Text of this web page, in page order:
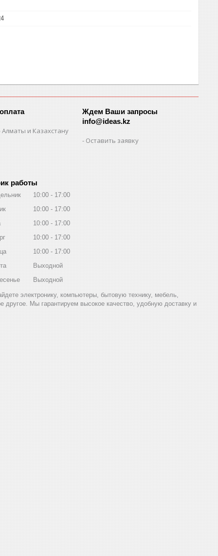
Алматы и Казахстану
Ждем Ваши запросы
info@ideas.kz
Оставить заявку
работы
10:00
17:00
10:00
17:00
10:00
17:00
10:00
17:00
10:00
17:00
Выходной
Выходной
электронику, компьютеры, бытовую технику, мебель,
другое. Мы гарантируем высокое качество, удобную доставку и